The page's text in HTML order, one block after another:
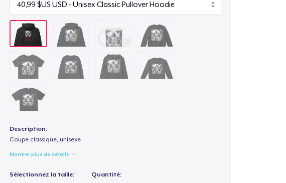
Description:
Coupe classique, unisexe
Montrer plus de détails
Sélectionnez la taille: Quantité: